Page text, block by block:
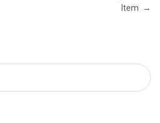
Item →